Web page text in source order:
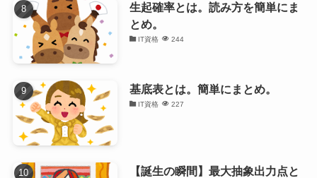
生起確率とは。読み方を簡単にま
とめ。
IT資格 244
基底表とは。簡単にまとめ。
IT資格 227
【誕生の瞬間】最大抽象出力点と